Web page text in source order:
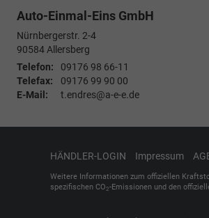
Auto-Einmal-Eins GmbH
Nürnbergerstr. 2-4
90584Allersberg
Telefon:
09176 98 66-11
Telefax:
09176 99 90 00
E-Mail:
t.endres@a-e-e.de
HÄNDLER-LOGIN Impressum
Weitere Informationen zum offiziellen
spezifischen CO2-Emissionen und den